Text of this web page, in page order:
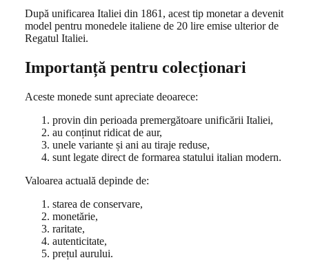
După unificarea Italiei din 1861, acest tip monetar a devenit
model pentru monedele italiene de 20 lire emise ulterior de
Regatul Italiei.
Importanță pentru colecționari
Aceste monede sunt apreciate deoarece:
provin din perioada premergătoare unificării Italiei,
au conținut ridicat de aur,
unele variante și ani au tiraje reduse,
sunt legate direct de formarea statului italian modern.
Valoarea actuală depinde de:
starea de conservare,
monetărie,
raritate,
autenticitate,
prețul aurului.